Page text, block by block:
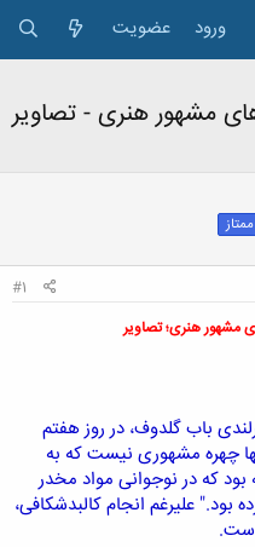
ورود عضویت
مشهور هنری - تصاویر
#1
مشهور هنری؛ تصاویر
باب گلدوف، در روز هفتم
او تنها چهره مشهوری نیست که به
بود که در نوجوانی مواد مخدر
بود." علیرغم انجام کالبدشکافی،